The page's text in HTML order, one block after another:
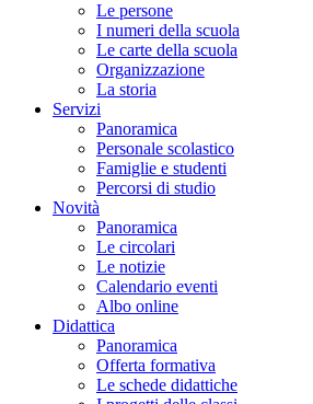
Le persone
I numeri della scuola
Le carte della scuola
Organizzazione
La storia
Servizi
Panoramica
Personale scolastico
Famiglie e studenti
Percorsi di studio
Novità
Panoramica
Le circolari
Le notizie
Calendario eventi
Albo online
Didattica
Panoramica
Offerta formativa
Le schede didattiche